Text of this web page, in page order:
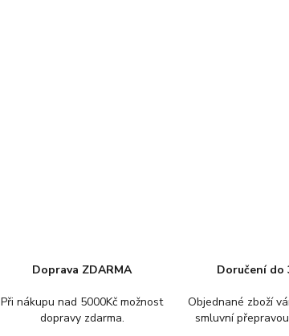
Doprava ZDARMA
Při nákupu nad 5000Kč možnost
dopravy zdarma.
Doručení do
Objednané zboží
smluvní